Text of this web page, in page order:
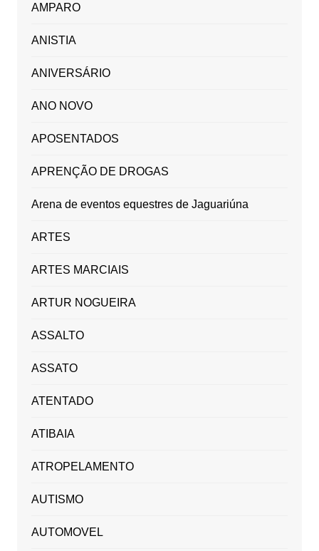
AMPARO
ANISTIA
ANIVERSÁRIO
ANO NOVO
APOSENTADOS
APRENÇÃO DE DROGAS
Arena de eventos equestres de Jaguariúna
ARTES
ARTES MARCIAIS
ARTUR NOGUEIRA
ASSALTO
ASSATO
ATENTADO
ATIBAIA
ATROPELAMENTO
AUTISMO
AUTOMOVEL